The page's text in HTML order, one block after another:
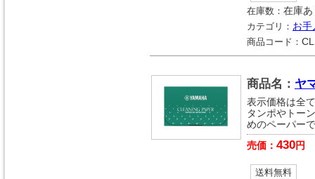
在庫数： 在庫あ
カテゴリ： お手
商品コード：
商品名： ヤ
表示価格は全
タンポやトー
めのペーパー
売価： 430 円
送料無料